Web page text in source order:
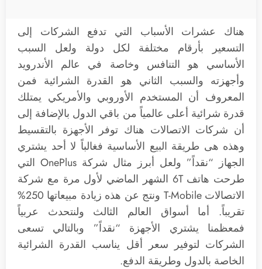
هناك عشرات الأسباب التي تدفع الشركات إلى
التسعير بأرقام مختلفة لكل دولة ولعل السبب
الأساسي هو التنافس وخاصة في عالم الأندرويد
وأجهزته والسبب الثاني هو القدرة الشرائية فمن
المعروف أن المستخدم الأوروبي والأمريكي يمتلك
قدرة شرائية أعلى عالمياً من باقي الدول بالإضافة إلى
أن شركات الاتصالات هناك توفر الأجهزة بالتقسيط
وهذه هى طريقة البيع الأساسية فغالباً لا أحد يشتري
الجهاز “نقداً” ولعل أبرز مثال شركة OnePlus التي
طرحت هاتف 6T الشهر الماضي لأول مرة مع شركة
الاتصالات T-Mobile ونتج عن هذه زيادة مبيعاتها 250%
تقريباً. أما أسواق العالم الثالث ولنتحدث عربياً
فمعظمنا يشتري الأجهزة “نقداً” وبالتالي تسعى
الشركات لتوفير سعر أقل يناسب القدرة الشرائية
الخاصة بالدول وطريقة الدفع.